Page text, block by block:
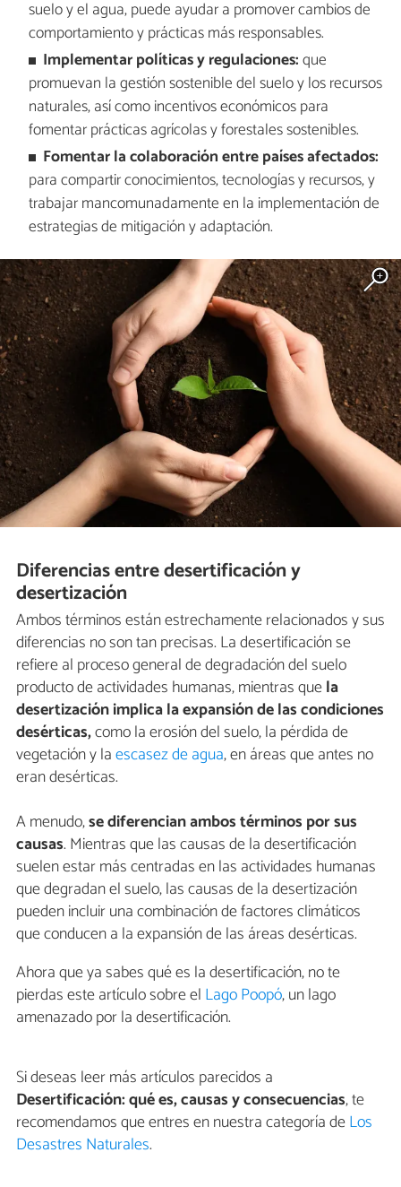
suelo y el agua, puede ayudar a promover cambios de
comportamiento y prácticas más responsables.
Implementar políticas y regulaciones:que
promuevan la gestión sostenible del suelo y los recursos
naturales, así como incentivos económicos para
fomentar prácticas agrícolas y forestales sostenibles.
Fomentar la colaboración entre países afectados:
para compartir conocimientos, tecnologías y recursos, y
trabajar mancomunadamente en la implementación de
estrategias de mitigación y adaptación.
Diferencias entre desertificación y
desertización
Ambos términos están estrechamente relacionados y sus
diferencias no son tan precisas. La desertificación se
refiere al proceso general de degradación del suelo
producto de actividades humanas, mientras quela
desertización implica la expansión de las condiciones
desérticas,como la erosión del suelo, la pérdida de
vegetación y laescasez de agua, en áreas que antes no
eran desérticas.
A menudo,se diferencian ambos términos por sus
causas. Mientras que las causas de la desertificación
suelen estar más centradas en las actividades humanas
que degradan el suelo, las causas de la desertización
pueden incluir una combinación de factores climáticos
que conducen a la expansión de las áreas desérticas.
Ahora que ya sabes qué es la desertificación, no te
pierdas este artículo sobre el Lago Poopó, un lago
amenazado por la desertificación.
Si deseas leer más artículos parecidos a
Desertificación: qué es, causas y consecuencias, te
recomendamos que entres en nuestra categoría deLos
Desastres Naturales.